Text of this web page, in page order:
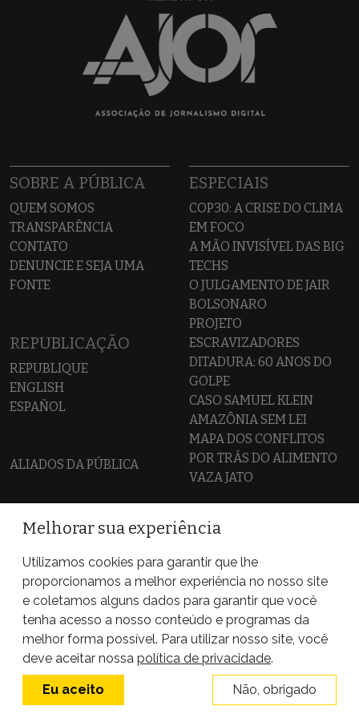
SOBRE A PÚBLICA
QUEM SOMOS
TRANSPARÊNCIA
CONTATO
DENUNCIE E SEJA UMA
FONTE
REPUBLICAÇÃO
REPUBLIQUE
ENGLISH
ESPAÑOL
ALIADOS DA PÚBLICA
ESPECIAIS
COP30: A CRISE DO CLIMA
EM FOCO
A MÃO INVISÍVEL DAS BIG
TECHS
O JULGAMENTO DE JAIR
BOLSONARO
PROJETO
ESCRAVIZADORES
DITADURA: 60 ANOS DO
GOLPE
CASO SAMUEL KLEIN
AMAZÔNIA SEM LEI
MAPA DOS CONFLITOS
POR TRÁS DO ALIMENTO
VAZA JATO
Melhorar sua experiência
Utilizamos cookies para garantir que lhe
proporcionamos a melhor experiência no nosso site
e coletamos alguns dados para garantir que você
tenha acesso a nosso conteúdo e programas da
melhor forma possível. Para utilizar nosso site, você
deve aceitar nossa política de privacidade.
Eu aceito Não, obrigado